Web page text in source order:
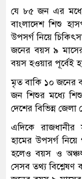
যে ৮৫ জন এর
বাংলাদেশ শিশু
উপসর্গ নিয়ে
জনের বয়স ৯
বয়স হওয়ার পূর্বেই
মৃত বাকি ১০ জনের
জন শিশুর মধ্যে
দেশের বিভিন্ন
এদিকে রাজধানীর
হামের উপসর্গ
হলেও বয়স ও
সেসব তথ্য